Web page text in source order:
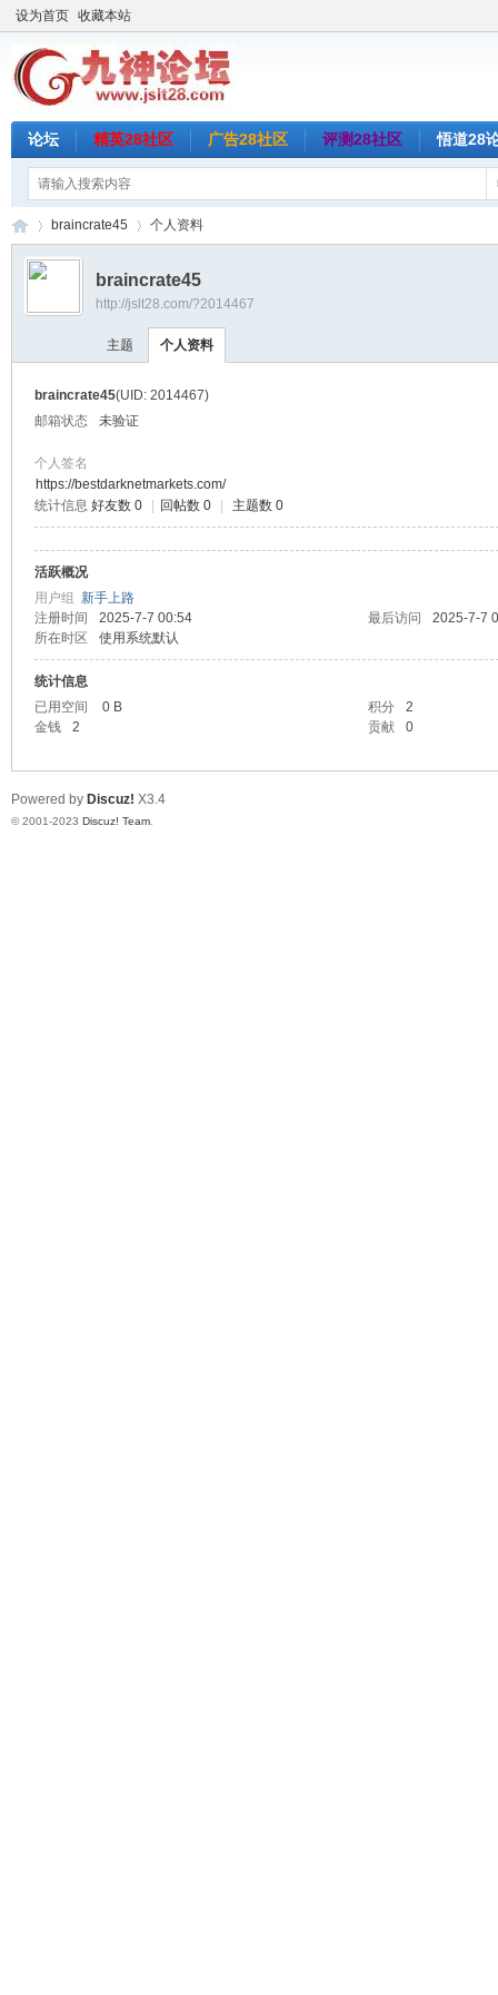
设为首页 收藏本站
论坛 精英28社区 广告28社区 评测28社区 悟道28
›
braincrate45 个人资料
braincrate45
http://jslt28.com/?2014467
主题 个人资料
braincrate45(UID: 2014467)
邮箱状态
未验证
个人签名
https://bestdarknetmarkets.com/
统计信息 好友数 0 回帖数 0 主题数 0
活跃概况
用户组 新手上路
注册时间
2025-7-7 00:54 最后访问
2025-7-7
所在时区
使用系统默认
统计信息
已用空间
0 B 积分
2
金钱
2 贡献 0
Powered by Discuz! X3.4
© 2001-2023 Discuz! Team